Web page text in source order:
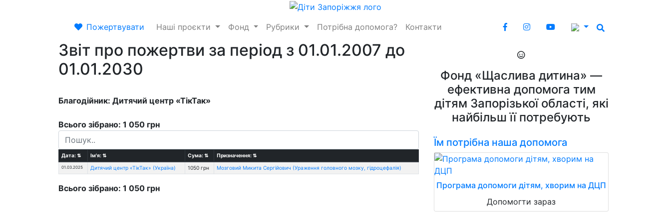
Пожертвувати Наші проєкти Фонд Рубрики Потрібна допомога? Контакти
Звіт про пожертви за період з 01.01.2007 до
01.01.2030
Благодійник: Дитячий центр «ТікТак»
Всього зібрано: 1 050 грн
Дата:⇅ Ім'я:⇅ Сума:⇅ Призначення:⇅
01.03.2025 Дитячий центр «ТікТак» (Україна) 1050 грн Мозговий Микита Сергійович (Ураження головного мозку, гідроцефалія)
Всього зібрано: 1 050 грн
Фонд «Щаслива дитина» —
ефективна допомога тим
дітям Запорізької області, які
найбільш її потребують
Їм потрібна наша допомога
Програма допомоги дітям, хворим на ДЦП
Допомогти зараз